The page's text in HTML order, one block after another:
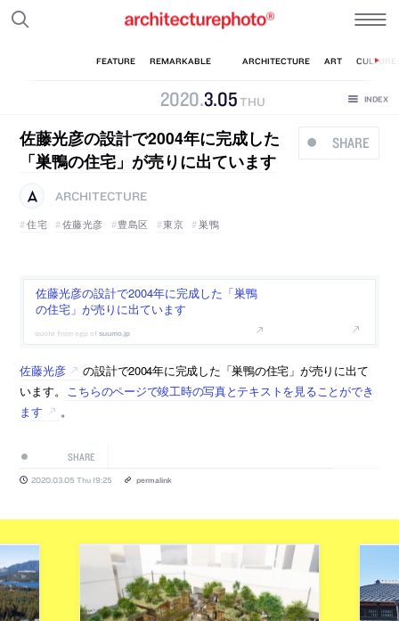
2020.3.05 THU
SHARE
佐藤光彦の設計で2004年に完成した
「巣鴨の住宅」が売りに出ています
ARCHITECTURE
住宅
佐藤光彦 豊島区 東京 巣鴨
佐藤光彦の設計で2004年に完成した「巣鴨
の住宅」が売りに出ています
suumo.jp
佐藤光彦
の設計で2004年に完成した「巣鴨の住宅」が売りに出て
います。
こちらのページで竣工時の写真とテキストを見ることができ
ます
。
SHARE
2020.03.05 Thu 19:25 permalink